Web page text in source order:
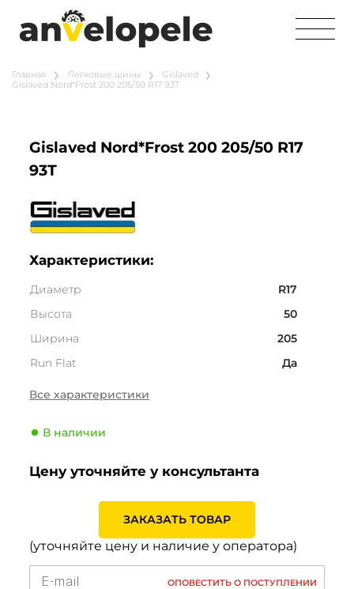
Главная Легковые шины
Gislaved
Gislaved Nord*Frost 200 205/50 R17 93T
Gislaved Nord*Frost 200 205/50 R17
93T
Характеристики:
Диаметр
R17
Высота
50
Ширина
205
Run Flat
Да
Страна
Тип транспортного
Производитель
Gislaved
Индекс скорости
T (190 км/ч)
Индекс нагрузки
Все характеристики
В наличии
Цену уточняйте у консультанта
ЗАКАЗАТЬ ТОВАР
(уточняйте цену и наличие у оператора)
ОПОВЕСТИТЬ О ПОСТУПЛЕНИИ